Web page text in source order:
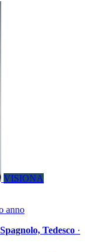
VISIONA
anno
Tedesco ·